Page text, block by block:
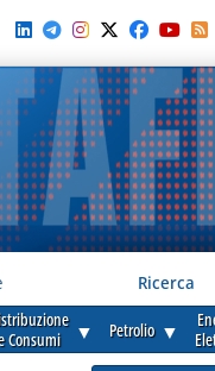
Ricerca
Consumi
▼ Petrolio ▼